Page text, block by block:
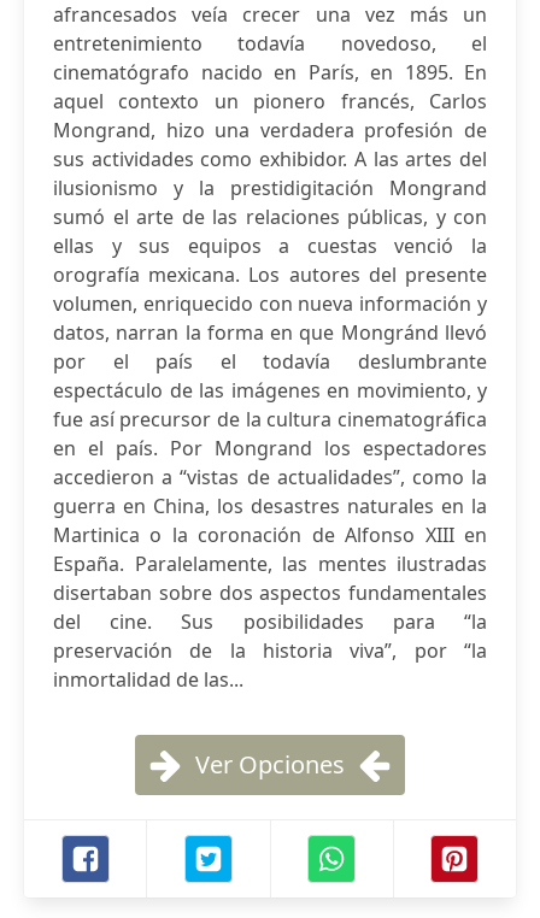
afrancesados veía crecer una vez más un
entretenimiento todavía novedoso, el
cinematógrafo nacido en París, en 1895. En
aquel contexto un pionero francés, Carlos
Mongrand, hizo una verdadera profesión de
sus actividades como exhibidor. A las artes del
ilusionismo y la prestidigitación Mongrand
sumó el arte de las relaciones públicas, y con
ellas y sus equipos a cuestas venció la
orografía mexicana. Los autores del presente
volumen, enriquecido con nueva información y
datos, narran la forma en que Mongránd llevó
por el país el todavía deslumbrante
espectáculo de las imágenes en movimiento, y
fue así precursor de la cultura cinematográfica
en el país. Por Mongrand los espectadores
accedieron a “vistas de actualidades”, como la
guerra en China, los desastres naturales en la
Martinica o la coronación de Alfonso XIII en
España. Paralelamente, las mentes ilustradas
disertaban sobre dos aspectos fundamentales
del cine. Sus posibilidades para “la
preservación de la historia viva”, por “la
inmortalidad de las...
Ver Opciones